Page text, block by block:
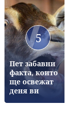
5
Пет забавни
факта, които
ще освежат
деня ви